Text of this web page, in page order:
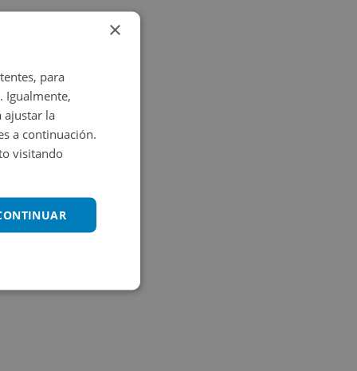
×
para
Igualmente,
ajustar la
a continuación.
visitando